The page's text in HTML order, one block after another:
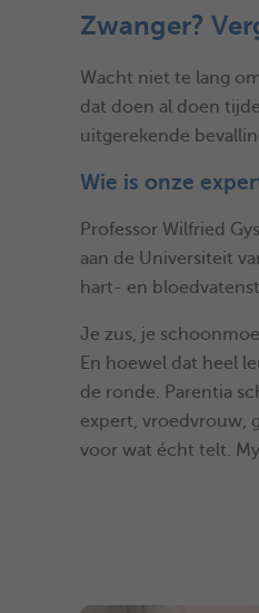
Zwanger?
Wacht niet te lang
dat doen al doen
uitgerekende
Wie is onze
Professor Wilfried
aan de Universiteit
hart- en
Je zus, je
En hoewel dat heel
de ronde. Parentia
expert, vroedvrouw,
voor wat écht telt.